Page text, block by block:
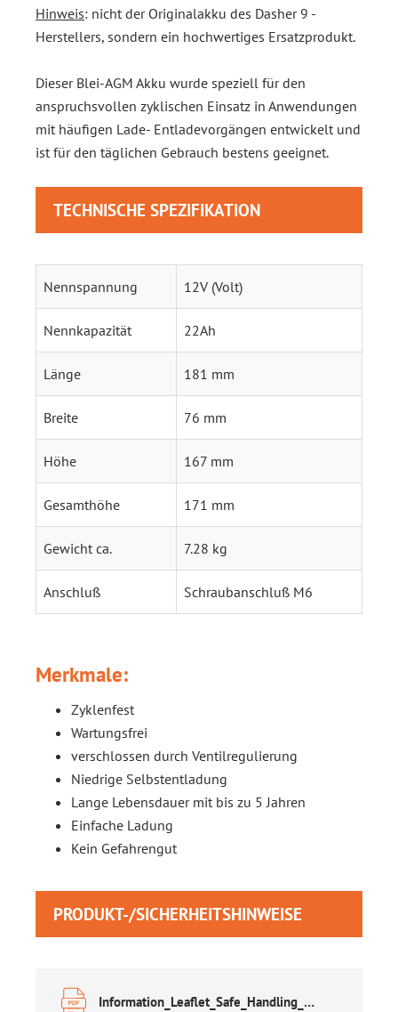
Hinweis: nicht der Originalakku des Dasher 9 -
Herstellers, sondern ein hochwertiges Ersatzprodukt.
Dieser Blei-AGM Akku wurde speziell für den
anspruchsvollen zyklischen Einsatz in Anwendungen
mit häufigen Lade- Entladevorgängen entwickelt und
ist für den täglichen Gebrauch bestens geeignet.
TECHNISCHE SPEZIFIKATION
Nennspannung 12V (Volt)
Nennkapazität 22Ah
Länge 181 mm
Breite 76 mm
Höhe 167 mm
Gesamthöhe 171 mm
Gewicht ca. 7.28 kg
Anschluß Schraubanschluß M6
Merkmale:
Zyklenfest
Wartungsfrei
verschlossen durch Ventilregulierung
Niedrige Selbstentladung
Lange Lebensdauer mit bis zu 5 Jahren
Einfache Ladung
Kein Gefahrengut
PRODUKT-/SICHERHEITSHINWEISE
Information_Leaflet_Safe_Handling_of_Lead_Acid_Accumulators.pdf